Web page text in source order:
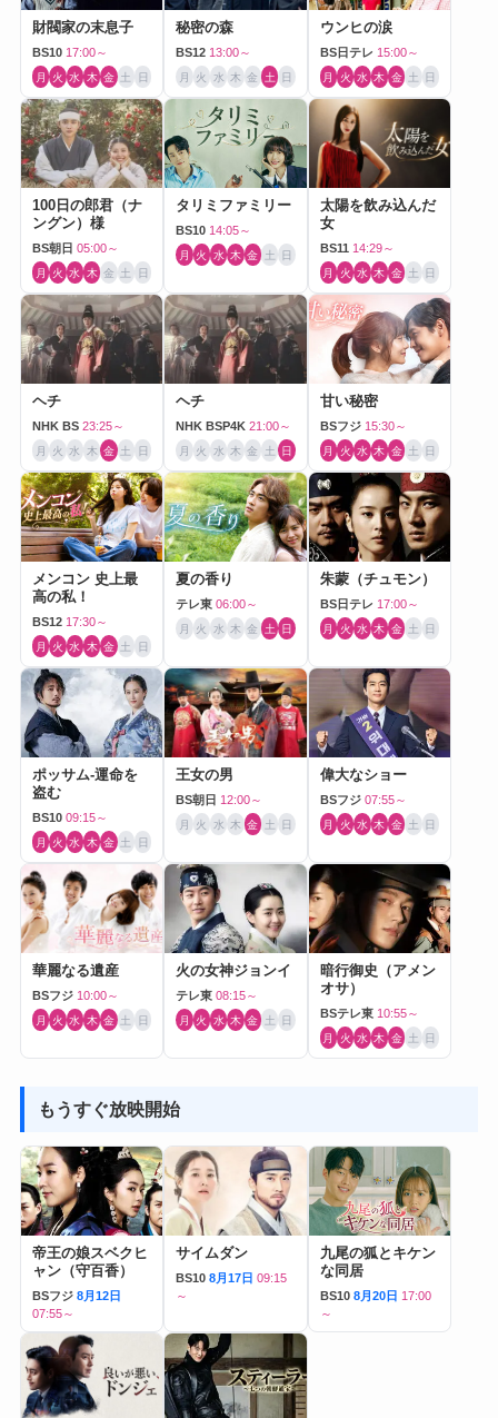
財閥家の末息子
BS10 17:00～
月 火 水 木 金 土 日
秘密の森
BS12 13:00～
月 火 水 木 金 土 日
ウンヒの涙
BS日テレ 15:00～
月 火 水 木 金 土 日
100日の郎君（ナ
ングン）様
BS朝日 05:00～
月 火 水 木 金 土 日
タリミファミリー
BS10 14:05～
月 火 水 木 金 土 日
太陽を飲み込んだ
女
BS11 14:29～
月 火 水 木 金 土 日
ヘチ
NHK BS 23:25～
月 火 水 木 金 土 日
ヘチ
NHK BSP4K 21:00～
月 火 水 木 金 土 日
甘い秘密
BSフジ 15:30～
月 火 水 木 金 土 日
メンコン 史上最
高の私！
BS12 17:30～
月 火 水 木 金 土 日
夏の香り
テレ東 06:00～
月 火 水 木 金 土 日
朱蒙（チュモン）
BS日テレ 17:00～
月 火 水 木 金 土 日
ポッサム-運命を
盗む
BS10 09:15～
月 火 水 木 金 土 日
王女の男
BS朝日 12:00～
月 火 水 木 金 土 日
偉大なショー
BSフジ 07:55～
月 火 水 木 金 土 日
華麗なる遺産
BSフジ 10:00～
月 火 水 木 金 土 日
火の女神ジョンイ
テレ東 08:15～
月 火 水 木 金 土 日
暗行御史（アメン
オサ）
BSテレ東 10:55～
月 火 水 木 金 土 日
もうすぐ放映開始
帝王の娘スベクヒ
ャン（守百香）
BSフジ 8月12日
07:55～
サイムダン
BS10 8月17日 09:15
～
九尾の狐とキケン
な同居
BS10 8月20日 17:00
～